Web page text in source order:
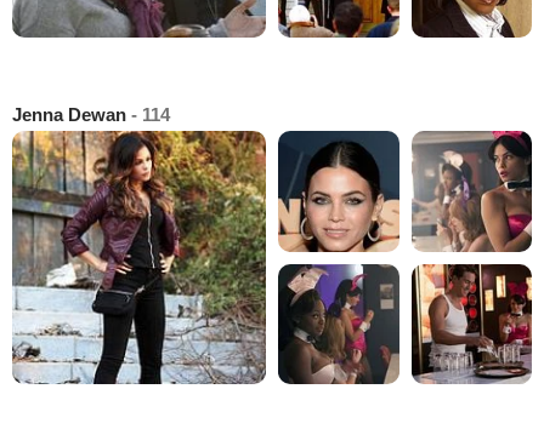
Jenna Dewan - 114